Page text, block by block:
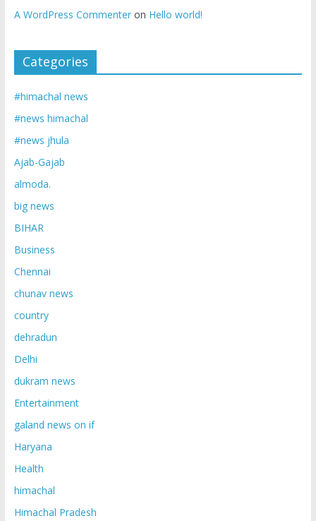
A WordPress Commenteron Hello world!
Categories
#himachal news
#news himachal
#news jhula
Ajab-Gajab
almoda.
big news
BIHAR
Business
Chennai
chunav news
country
dehradun
Delhi
dukram news
Entertainment
galand news on if
Haryana
Health
himachal
Himachal Pradesh